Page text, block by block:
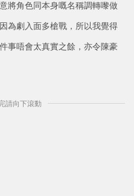
將角色同本身嘅名稱調轉嚟做
為劇入面多槍戰，所以我覺得
事唔會太真實之餘，亦令陳豪
請向下滾動